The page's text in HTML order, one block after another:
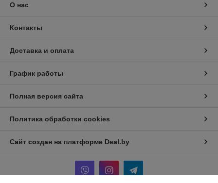
О нас
Контакты
Доставка и оплата
График работы
Полная версия сайта
Политика обработки cookies
Сайт создан на платформе Deal.by